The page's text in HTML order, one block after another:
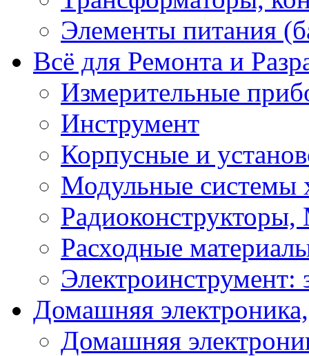
Элементы питания
Всё для Ремонта и
Измерительные
Инструмент
Корпусные и
Модульные системы
Расходные
Электроинструмент:
Домашняя
Домашняя